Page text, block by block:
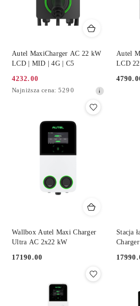
Autel MaxiCharger AC 22 kW
LCD | MID | 4G | C5
promocyjna:
4232.00
Najniższa
Najniższa cena: 5290
Autel
LCD
Wallbox Autel Maxi Charger
Ultra AC 2x22 kW
Cena:
17190.00
Stacja
Cena: